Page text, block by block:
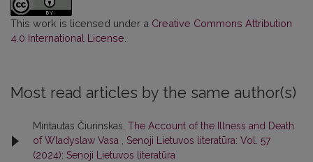
This work is licensed under a Creative Commons Attribution
4.0 International License
Most read articles by the same author(s)
Mintautas Čiurinskas, The Account of the Illness and Death
of Wladyslaw Vasa , Senoji Lietuvos literatūra: Vol. 57
(2024): Senoji Lietuvos literatūra